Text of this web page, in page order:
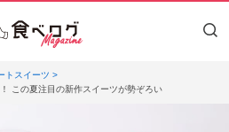
トスイーツ
この夏注目の新作スイーツが勢ぞろい